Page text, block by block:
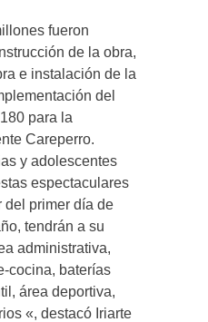
fueron
de la obra,
e instalación de la
del
para la
Careperro.
y adolescentes
espectaculares
del primer día de
tendrán a su
administrativa,
cocina, baterías
área deportiva,
«, destacó Iriarte